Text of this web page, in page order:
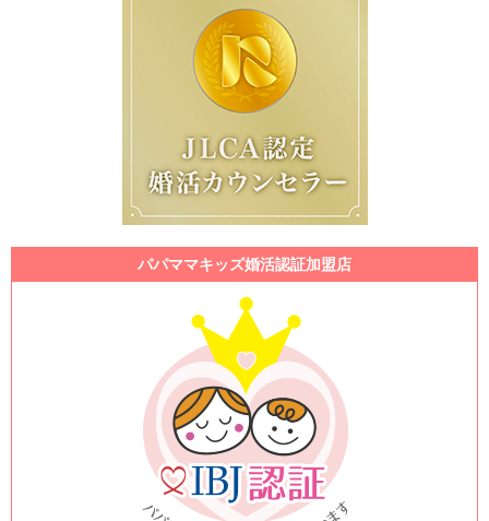
パパママキッズ婚活認証加盟店